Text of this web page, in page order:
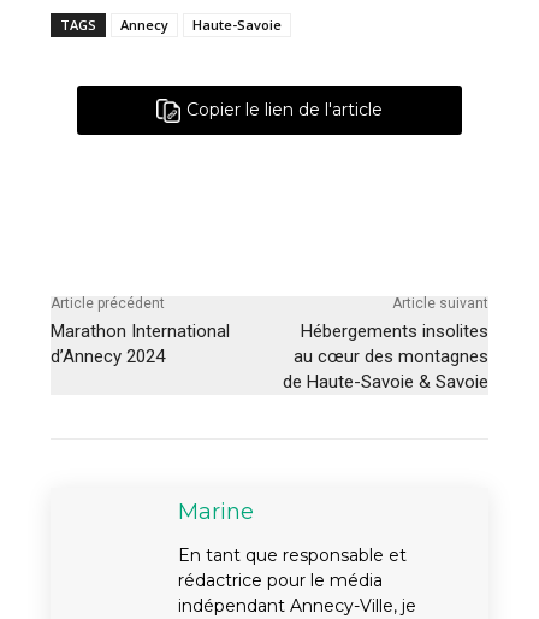
TAGS Annecy Haute-Savoie
Copier le lien de l'article
Article précédent
Marathon International
d’Annecy 2024
Article suivant
Hébergements insolites
au cœur des montagnes
de Haute-Savoie & Savoie
Marine
En tant que responsable et
rédactrice pour le média
indépendant Annecy-Ville, je